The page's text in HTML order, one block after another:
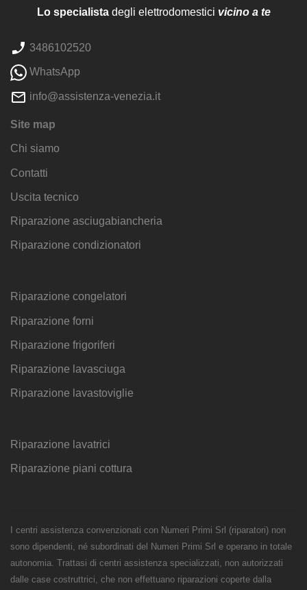
Lo specialistadegli elettrodomestici vicino a te
3486102520
WhatsApp
info@assistenza-venezia.it
Site map
Chi siamo
Contatti
Uscita tecnico
Riparazione asciugabiancheria
Riparazione condizionatori
Riparazione congelatori
Riparazione forni
Riparazione frigoriferi
Riparazione lavasciuga
Riparazione lavastoviglie
Riparazione lavatrici
Riparazione piani cottura
I centri assistenza convenzionati con Numeri Primi Srl (riparatori) non
sono dipendenti, né subordinati del Numeri Primi Srl e operano in totale
autonomia. Trattasi di centri assistenza specializzati, non autorizzati
dalle case costruttrici, che non effettuano riparazioni coperte dalla